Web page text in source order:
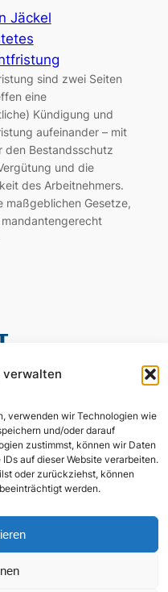
verwalten
verwenden wir Technologien wie
und/oder darauf
zustimmst, können wir Daten
auf dieser Website verarbeiten.
oder zurückziehst, können
werden.
Jäckel
sind zwei Seiten
eine
Kündigung und
aufeinander – mit
den Bestandsschutz
und die
des Arbeitnehmers.
maßgeblichen Gesetze,
9215 90
zuverlässig aufgenommen.